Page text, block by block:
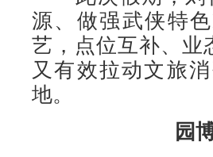
源、做强武侠特
艺，点位互补、业
又有效拉动文旅
地。
园